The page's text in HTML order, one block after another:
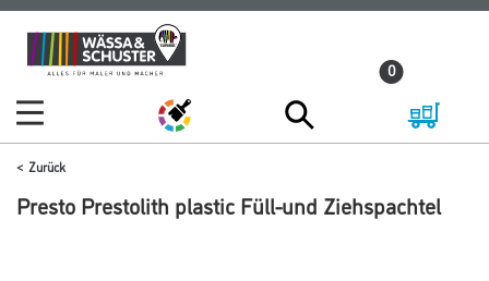
Zum
Inhalt
Zum
Navigationsmenü
0
Zurück
Presto Prestolith plastic Füll-und Ziehspachtel